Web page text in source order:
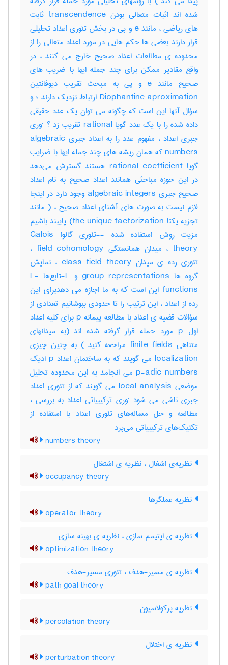
شده اند اثبات متعالی بودن transcendence ثابت
های ریاضی ، مانند e و پی در بخش تئوری اعداد تحلیلی
قرار دارند بعضی ها حکم هایی در مورد اعداد متعالی را از
محدوده ی مطالعات اعداد صحیح خارج می کنند ، در
واقع مقادیر ممکن برای چند جمله ایها با ضریب های
صحیح مانند e و پی به مبحث تقریب دیوفانتین
Diophantine aproximation ارتباط نزدیک دارند ؛ و
سؤال آنها این است که چگونه می توان یک عدد حقیقی
داده شده را با یک عدد گویا rational تقریب زد ؟ ·وری
جبری اعداد ، مفهوم عدد را به اعداد جبری algebraic
numbers که همان ریشه های چند جمله ایها با ضرایب
گویا rational coefficient هستند گسترش می‌دهد
در این حوزه مباحثی همانند اعداد صحیح به نام اعداد
صحیح جبری algebraic integers وجود دارد در اینجا
لازم نیست به صورت های آشنای اعداد صحیح ، ( مانند
تجزیه یکتا the unique factorization) پایبند باشیم
مزیت روش استفاده شده --تئوری گالوا Galois
theory ، میدان همانستگی field cohomology ،
تئوری رده ی میدان class field theory ، نمایش
گروه ها group representations و L-تابع‌ها L-
functions این است که به ما اجازه می دهدبرای این
رده از اعداد ، این ترتیب را تا حدودی بپوشانیم تعدادی از
سؤالات قضیه ی اعداد با مطالعه پیمانه p برای کلیه اعداد
اول p مورد حمله قرار گرفته شده اند (به میدانهای
متناهی finite fields مراحعه کنید ) به چنین چیزی
localization می گویند که به ساختمان اعداد p ادیک
p-adic numbers می انجامد به این محدوده تحلیل
موضعی local analysis می گویند که از تئوری اعداد
جبری ناشی می شود ·وری ترکیبیاتی اعداد به بررسی ،
مطالعه و حل مساله‌های تئوری اعداد با استفاده از
تکنیک‌های ترکیبیاتی می‌پرد
numbers theory
نظریه‌ی اشغال ، نظریه ی اشتغال
occupancy theory
نظریه‌ عملگرها
operator theory
نظریه ی اپتیمم سازی ، نظریه ی بهینه سازی
optimization theory
نظریه ی مسیر-هدف ، تئوری مسیر-هدف
path goal theory
نظریه پرکولاسیون
percolation theory
نظریه ی اختلال
perturbation theory